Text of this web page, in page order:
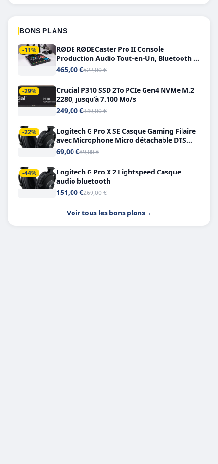
BONS PLANS
-11%
RØDE RØDECaster Pro II Console
Production Audio Tout-en-Un, Bluetooth et
Double USB-C
465,00 €522,00 €
-29%
Crucial P310 SSD 2To PCIe Gen4 NVMe M.2
2280, jusqu’à 7.100 Mo/s
249,00 €349,00 €
-22%
Logitech G Pro X SE Casque Gaming Filaire
avec Microphone Micro détachable DTS
Headphone X 7.1
69,00 €89,00 €
-44%
Logitech G Pro X 2 Lightspeed Casque
audio bluetooth
151,00 €269,00 €
Voir tous les bons plans→